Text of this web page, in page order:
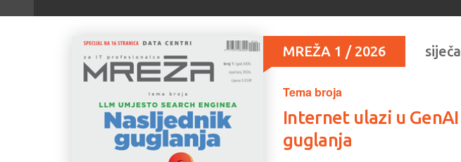
MREŽA 1 / 2026
Tema broja
Internet ulazi u
guglanja